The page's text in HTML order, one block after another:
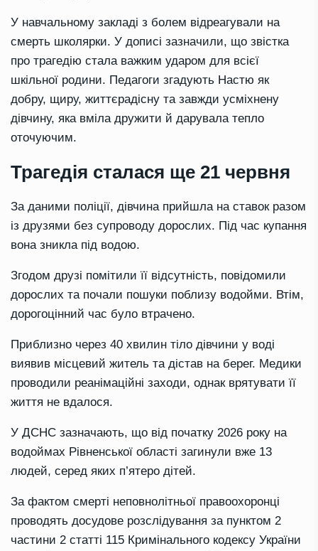
У навчальному закладі з болем відреагували на
смерть школярки. У дописі зазначили, що звістка
про трагедію стала важким ударом для всієї
шкільної родини. Педагоги згадують Настю як
добру, щиру, життєрадісну та завжди усміхнену
дівчину, яка вміла дружити й дарувала тепло
оточуючим.
Трагедія сталася ще 21 червня
За даними поліції, дівчина прийшла на ставок разом
із друзями без супроводу дорослих. Під час купання
вона зникла під водою.
Згодом друзі помітили її відсутність, повідомили
дорослих та почали пошуки поблизу водойми. Втім,
дорогоцінний час було втрачено.
Приблизно через 40 хвилин тіло дівчини у воді
виявив місцевий житель та дістав на берег. Медики
проводили реанімаційні заходи, однак врятувати її
життя не вдалося.
У ДСНС зазначають, що від початку 2026 року на
водоймах Рівненської області загинули вже 13
людей, серед яких п’ятеро дітей.
За фактом смерті неповнолітньої правоохоронці
проводять досудове розслідування за пунктом 2
частини 2 статті 115 Кримінального кодексу України